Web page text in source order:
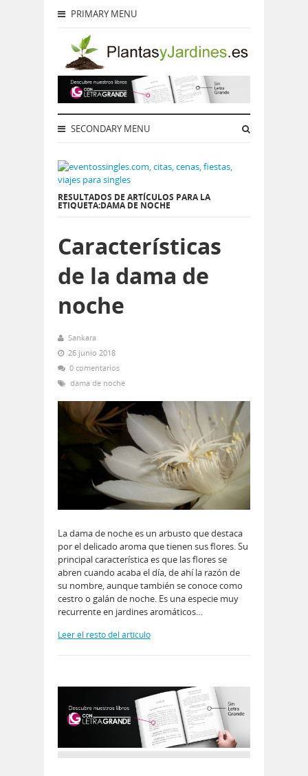
PRIMARY MENU
SECONDARY MENU
RESULTADOS DE ARTÍCULOS PARA LA
ETIQUETA:DAMA DE NOCHE
Características
de la dama de
noche
Sankara
26 junio 2018
0 comentarios
dama de noche
La dama de noche es un arbusto que destaca
por el delicado aroma que tienen sus flores. Su
principal característica es que las flores se
abren cuando acaba el día, de ahí la razón de
su nombre, aunque también se conoce como
cestro o galán de noche. Es una especie muy
recurrente en jardines aromáticos…
Leer el resto del artículo